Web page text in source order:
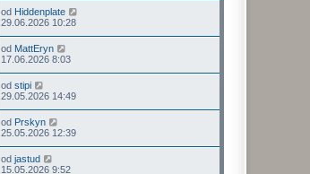
od Hiddenplate
29.06.2026 10:28
od MattEryn
17.06.2026 8:03
od stipi
29.05.2026 14:49
od Prskyn
25.05.2026 12:39
od jastud
15.05.2026 9:52